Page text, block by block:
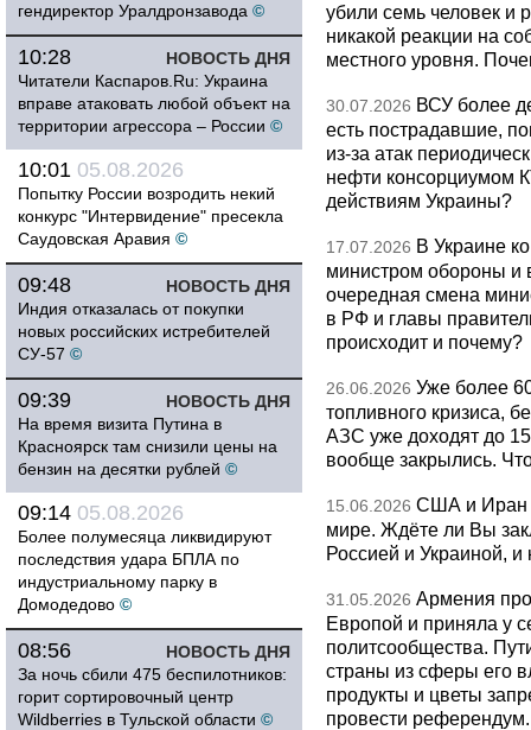
гендиректор Уралдронзавода ©
НОВОСТЬ ДНЯ
10:28
Читатели Каспаров.Ru: Украина
вправе атаковать любой объект на
территории агрессора – России ©
10:01 05.08.2026
Попытку России возродить некий
конкурс "Интервидение" пресекла
Саудовская Аравия ©
НОВОСТЬ ДНЯ
09:48
Индия отказалась от покупки
новых российских истребителей
СУ-57 ©
НОВОСТЬ ДНЯ
09:39
На время визита Путина в
Красноярск там снизили цены на
бензин на десятки рублей ©
09:14 05.08.2026
Более полумесяца ликвидируют
последствия удара БПЛА по
индустриальному парку в
Домодедово ©
НОВОСТЬ ДНЯ
08:56
За ночь сбили 475 беспилотников:
горит сортировочный центр
Wildberries в Тульской области ©
убили семь человек и
никакой реакции на
местного уровня.
30.07.2026 ВСУ более
есть пострадавшие,
из-за атак
нефти консорциумом
действиям Украины?
17.07.2026 В Украине
министром обороны и
очередная смена
в РФ и главы
происходит и почему?
26.06.2026 Уже более
топливного кризиса,
АЗС уже доходят до
вообще закрылись.
15.06.2026 США и Иран
мире. Ждёте ли Вы
Россией и Украиной,
31.05.2026 Армения
Европой и приняла у
политсообщества.
страны из сферы его
продукты и цветы
провести